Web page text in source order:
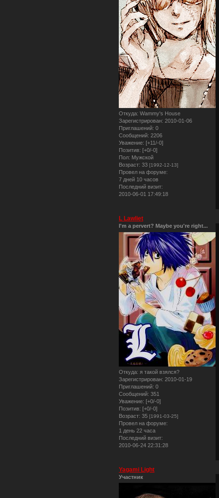
Откуда: Wammy's House
Зарегистрирован: 2010-01-06
Приглашений: 0
Сообщений: 2206
Уважение: [+11/-0]
Позитив: [+0/-0]
Пол: Мужской
Возраст: 33 [1992-12-13]
Провел на форуме:
7 дней 10 часов
Последний визит:
2010-06-01 17:49:18
L Lawliet
I'm a pervert? Maybe you're right...
Откуда: я такой взялся?
Зарегистрирован: 2010-01-19
Приглашений: 0
Сообщений: 351
Уважение: [+0/-0]
Позитив: [+0/-0]
Возраст: 35 [1991-03-25]
Провел на форуме:
1 день 22 часа
Последний визит:
2010-06-24 22:31:28
Yagami Light
Участник